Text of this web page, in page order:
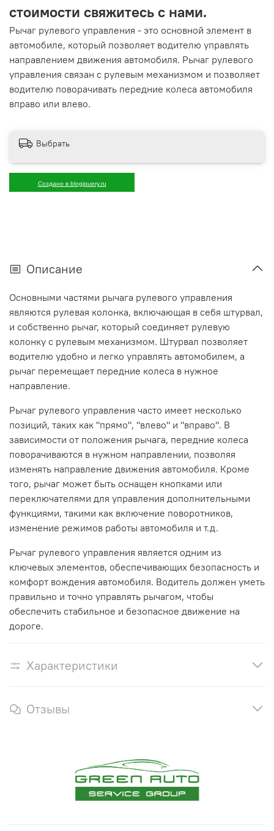
стоимости свяжитесь с нами.
Рычаг рулевого управления - это основной элемент в
автомобиле, который позволяет водителю управлять
направлением движения автомобиля. Рычаг рулевого
управления связан с рулевым механизмом и позволяет
водителю поворачивать передние колеса автомобиля
вправо или влево.
Выбрать
Создано в blogjquery.ru
Описание
Основными частями рычага рулевого управления
являются рулевая колонка, включающая в себя штурвал,
и собственно рычаг, который соединяет рулевую
колонку с рулевым механизмом. Штурвал позволяет
водителю удобно и легко управлять автомобилем, а
рычаг перемещает передние колеса в нужное
направление.
Рычаг рулевого управления часто имеет несколько
позиций, таких как "прямо", "влево" и "вправо". В
зависимости от положения рычага, передние колеса
поворачиваются в нужном направлении, позволяя
изменять направление движения автомобиля. Кроме
того, рычаг может быть оснащен кнопками или
переключателями для управления дополнительными
функциями, такими как включение поворотников,
изменение режимов работы автомобиля и т.д.
Рычаг рулевого управления является одним из
ключевых элементов, обеспечивающих безопасность и
комфорт вождения автомобиля. Водитель должен уметь
правильно и точно управлять рычагом, чтобы
обеспечить стабильное и безопасное движение на
дороге.
Характеристики
Отзывы